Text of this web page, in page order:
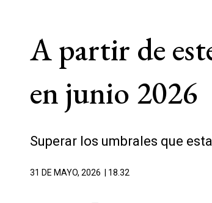
A partir de
en junio 2026
Superar los umbrales que
31 DE MAYO, 2026 | 18.32